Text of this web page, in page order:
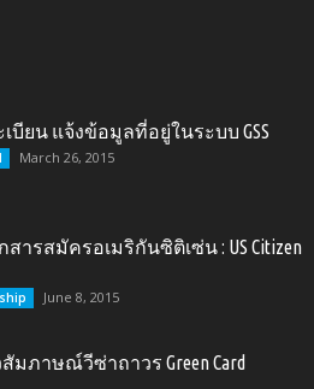
บียน แจ้งข้อมูลที่อยู่ในระบบ GSS
March 26, 2015
สารสมัครอเมริกันซิติเซ่น : US Citizen
June 8, 2015
มภาษณ์วีซ่าถาวร Green Card